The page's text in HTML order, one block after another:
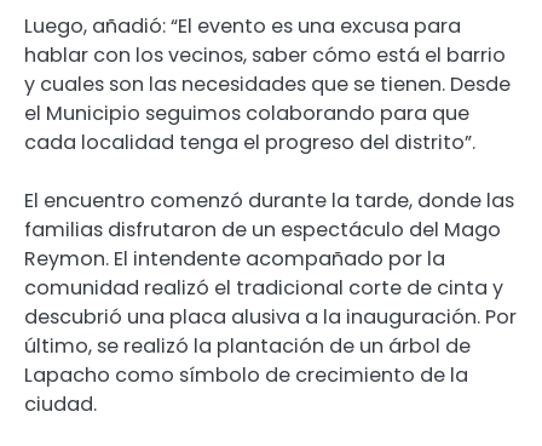
Luego, añadió: “El evento es una excusa para
hablar con los vecinos, saber cómo está el barrio
y cuales son las necesidades que se tienen. Desde
el Municipio seguimos colaborando para que
cada localidad tenga el progreso del distrito”.
El encuentro comenzó durante la tarde, donde las
familias disfrutaron de un espectáculo del Mago
Reymon. El intendente acompañado por la
comunidad realizó el tradicional corte de cinta y
descubrió una placa alusiva a la inauguración. Por
último, se realizó la plantación de un árbol de
Lapacho como símbolo de crecimiento de la
ciudad.